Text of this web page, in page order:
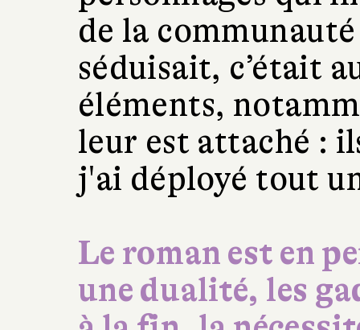
de la
séduisait, c’était
éléments,
leur est attaché :
j'ai déployé tout
Le roman est en
une dualité, les